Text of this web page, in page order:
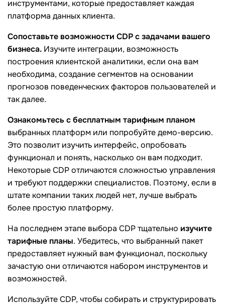
инструментами, которые предоставляет каждая
платформа данных клиента.
Сопоставьте возможности CDP с задачами вашего
бизнеса. Изучите интеграции, возможность
построения клиентской аналитики, если она вам
необходима, создание сегментов на основании
прогнозов поведенческих факторов пользователей и
так далее.
Ознакомьтесь с бесплатным тарифным планом
выбранных платформ или попробуйте демо-версию.
Это позволит изучить интерфейс, опробовать
функционал и понять, насколько он вам подходит.
Некоторые CDP отличаются сложностью управления
и требуют поддержки специалистов. Поэтому, если в
штате компании таких людей нет, лучше выбрать
более простую платформу.
На последнем этапе выбора CDP тщательно изучите
тарифные планы. Убедитесь, что выбранный пакет
предоставляет нужный вам функционал, поскольку
зачастую они отличаются набором инструментов и
возможностей.
Используйте CDP, чтобы собирать и структурировать